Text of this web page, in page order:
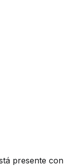
presente con